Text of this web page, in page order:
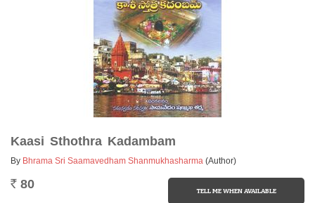
Kaasi Sthothra Kadambam
By Bhrama Sri Saamavedham Shanmukhasharma (Author)
Rs. 80